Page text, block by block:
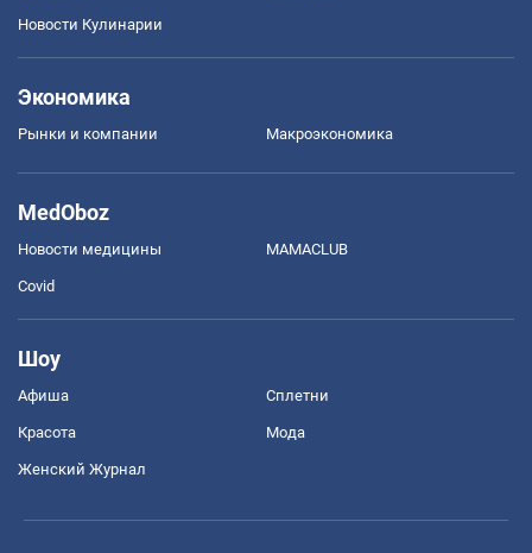
Новости Кулинарии
Экономика
Рынки и компании Mакроэкономика
MedOboz
Новости медицины MAMACLUB
Covid
Шоу
Афиша Сплетни
Красота Мода
Женский Журнал